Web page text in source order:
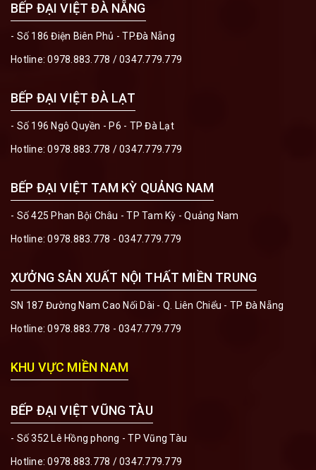
BẾP ĐẠI VIỆT ĐÀ NẴNG
- Số 186 Điện Biên Phủ - TP.Đà Nẵng
Hotline:0978.883.778 /0347.779.779
BẾP ĐẠI VIỆT ĐÀ LẠT
- Số 196 Ngô Quyền - P6 - TP Đà Lạt
Hotline:0978.883.778 /0347.779.779
BẾP ĐẠI VIỆT TAM KỲ QUẢNG NAM
- Số 425 Phan Bội Châu - TP Tam Kỳ - Quảng Nam
Hotline:0978.883.778 - 0347.779.779
XƯỞNG SẢN XUẤT NỘI THẤT MIỀN TRUNG
SN 187 Đường Nam Cao Nối Dài - Q. Liên Chiểu - TP Đà Nẵng
Hotline:0978.883.778 - 0347.779.779
KHU VỰC MIỀN NAM
BẾP ĐẠI VIỆT VŨNG TÀU
- Số 352 Lê Hồng phong - TP Vũng Tàu
Hotline:0978.883.778 / 0347.779.779